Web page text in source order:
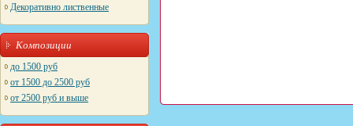
Декоративно лиственные
Композиции
до 1500 руб
от 1500 до 2500 руб
от 2500 руб и выше